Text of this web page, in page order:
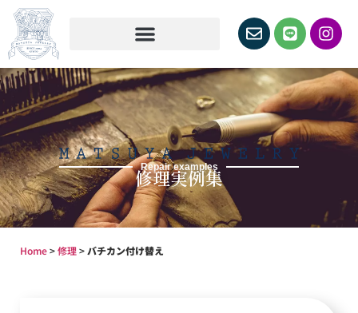
Repair examples
修理実例集
Home>修理>バチカン付け替え